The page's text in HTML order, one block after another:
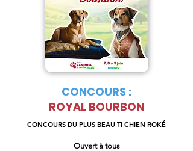
CONCOURS :
ROYAL BOURBON
CONCOURS DU PLUS BEAU TI CHIEN ROKÉ
Ouvert à tous